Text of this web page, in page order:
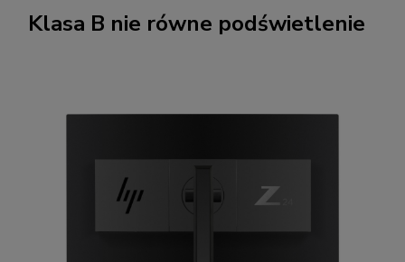
Klasa B nie równe podświetlenie